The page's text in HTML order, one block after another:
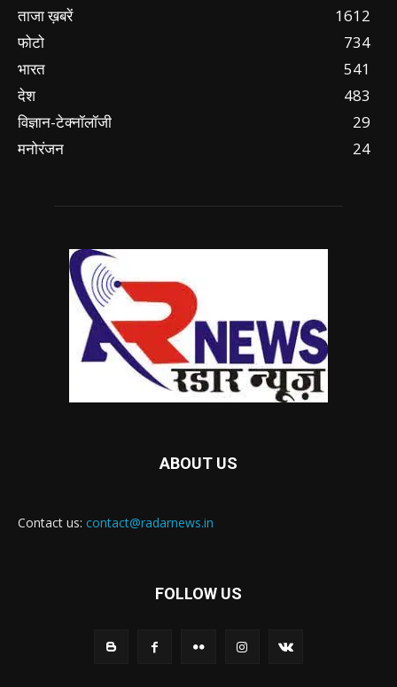
ताजा ख़बरें
1612
फोटो
734
भारत
541
देश
483
विज्ञान-टेक्नॉलॉजी
29
मनोरंजन
24
ABOUT US
Contact us: contact@radarnews.in
FOLLOW US